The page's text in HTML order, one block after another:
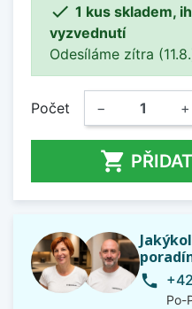
 1 kus skladem,
vyzvednutí
Odesíláme zítra
Počet − +

phone
Po-